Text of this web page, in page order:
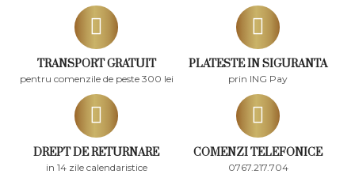
TRANSPORT GRATUIT
pentru comenzile de peste 300 lei
PLATESTE IN SIGURANTA
prin ING Pay
DREPT DE RETURNARE
in 14 zile calendaristice
COMENZI TELEFONICE
0767.217.704